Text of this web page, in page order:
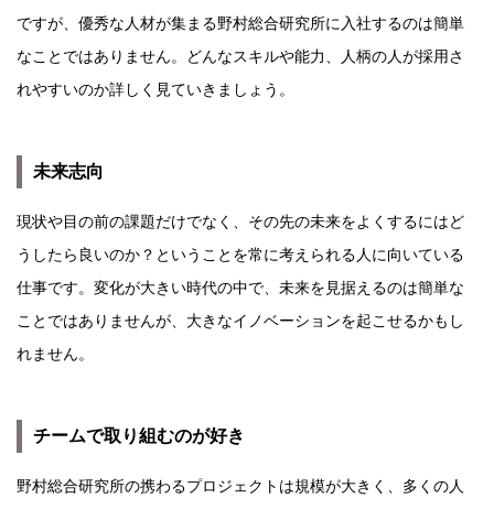
ですが、優秀な人材が集まる野村総合研究所に入社するのは簡単
なことではありません。どんなスキルや能力、人柄の人が採用さ
れやすいのか詳しく見ていきましょう。
未来志向
現状や目の前の課題だけでなく、その先の未来をよくするにはど
うしたら良いのか？ということを常に考えられる人に向いている
仕事です。変化が大きい時代の中で、未来を見据えるのは簡単な
ことではありませんが、大きなイノベーションを起こせるかもし
れません。
チームで取り組むのが好き
野村総合研究所の携わるプロジェクトは規模が大きく、多くの人